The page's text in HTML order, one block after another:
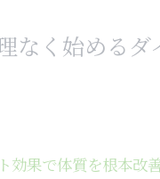
イエット効果の本質と
イエットで得られる体の
なく始めるダ
効果で体質を根本改